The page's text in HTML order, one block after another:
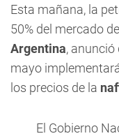
Esta mañana, la
50% del mercado
Argentina, anunció
mayo
los precios de la
El Gobierno